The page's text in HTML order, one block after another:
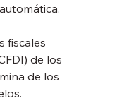
fiscales
de los
de los